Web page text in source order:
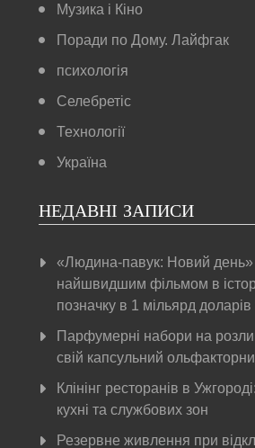
Музика і Кіно
Поради по Дому. Лайфгак
психологія
Селебретіс
Технології
Україна
НЕДАВНІ ЗАПИСИ
«Людина-павук: Новий день»
найшвидшим фільмом в
позначку в 1 мільярд доларів
Парфумерні набори на
свій капсульний
Клінінг ресторанів в
кухні та службових зон
Резервне живлення при